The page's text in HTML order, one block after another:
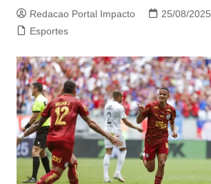
Redacao Portal Impacto 25/08/2025
Esportes